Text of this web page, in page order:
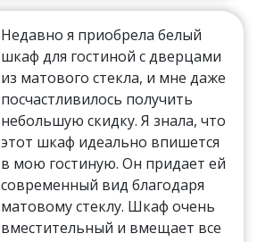
Недавно я приобрела белый
шкаф для гостиной с дверцами
из матового стекла, и мне даже
посчастливилось получить
небольшую скидку. Я знала, что
этот шкаф идеально впишется
в мою гостиную. Он придает ей
современный вид благодаря
матовому стеклу. Шкаф очень
вместительный и вмещает все